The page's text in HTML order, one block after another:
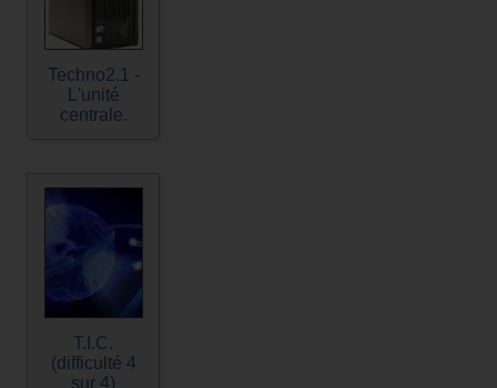
Techno2.1 -
L'unité
centrale.
T.I.C.
(difficulté 4
sur 4)